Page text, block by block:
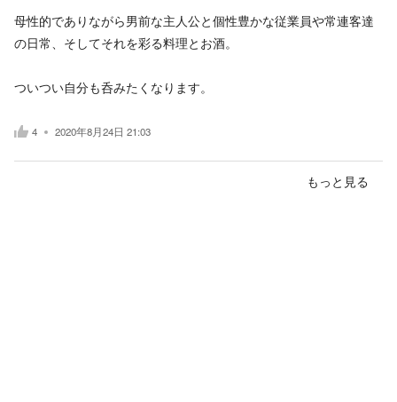
母性的でありながら男前な主人公と個性豊かな従業員や常連客達
の日常、そしてそれを彩る料理とお酒。
ついつい自分も呑みたくなります。
4 2020年8月24日 21:03
もっと見る